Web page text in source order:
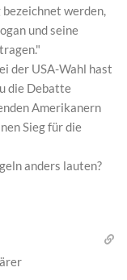
werden,
und seine
der USA-Wahl hast
die Debatte
Amerikanern
Sieg für die
anders lauten?